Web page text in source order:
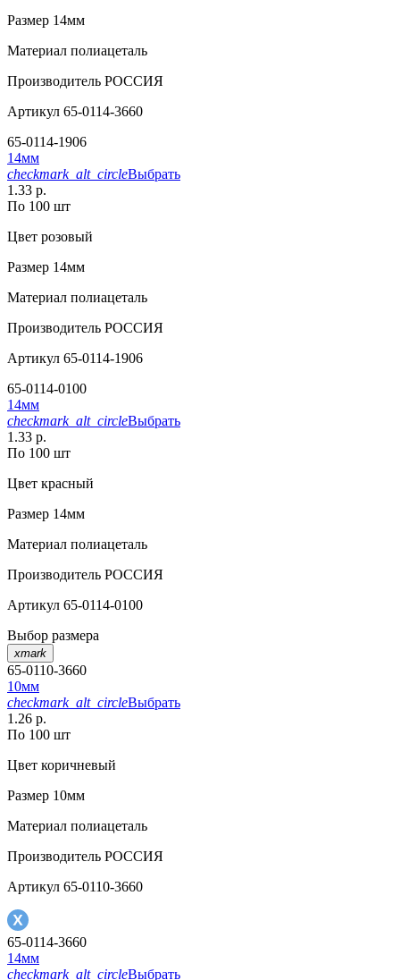
Размер 14мм
Материал полиацеталь
Производитель РОССИЯ
Артикул 65-0114-3660
65-0114-1906
14мм
checkmark_alt_circleВыбрать
1.33 р.
По 100 шт
Цвет розовый
Размер 14мм
Материал полиацеталь
Производитель РОССИЯ
Артикул 65-0114-1906
65-0114-0100
14мм
checkmark_alt_circleВыбрать
1.33 р.
По 100 шт
Цвет красный
Размер 14мм
Материал полиацеталь
Производитель РОССИЯ
Артикул 65-0114-0100
Выбор размера
xmark
65-0110-3660
10мм
checkmark_alt_circleВыбрать
1.26 р.
По 100 шт
Цвет коричневый
Размер 10мм
Материал полиацеталь
Производитель РОССИЯ
Артикул 65-0110-3660
65-0114-3660
14мм
checkmark_alt_circleВыбрать